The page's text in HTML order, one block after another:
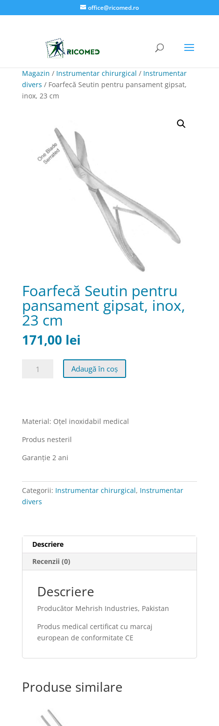
office@ricomed.ro
Magazin / Instrumentar chirurgical / Instrumentar
divers / Foarfecă Seutin pentru pansament gipsat,
inox, 23 cm
Foarfecă Seutin pentru
pansament gipsat, inox,
23 cm
171,00 lei
Cantitate
gipsat,
23
cm
Adaugă în coș
Material: Oţel inoxidabil medical
Produs nesteril
Garanţie 2 ani
Categorii: Instrumentar chirurgical, Instrumentar
divers
Descriere
Recenzii (0)
Descriere
Producător Mehrish Industries, Pakistan
Produs medical certificat cu marcaj
european de conformitate CE
Produse similare